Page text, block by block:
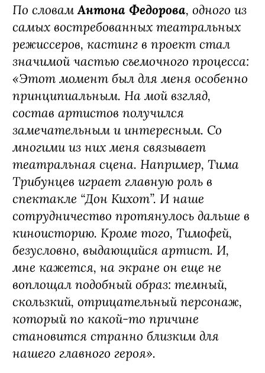
По словамАнтона Федорова, одного из
самых востребованных театральных
режиссеров, кастинг в проект стал
значимой частью съемочного процесса:
«Этот момент был для меня особенно
принципиальным. На мой взгляд,
состав артистов получился
замечательным и интересным. Со
многими из них меня связывает
театральная сцена. Например, Тима
Трибунцев играет главную роль в
спектакле “Дон Кихот”. И наше
сотрудничество протянулось дальше в
киноисторию. Кроме того, Тимофей,
безусловно, выдающийся артист. И,
мне кажется, на экране он еще не
воплощал подобный образ: темный,
скользкий, отрицательный персонаж,
который по какой-то причине
становится странно близким для
нашего главного героя».